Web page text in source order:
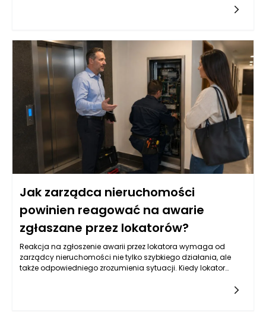
komercyjnych. Na rynku istnieje wiele różnych ofert, które mogą
różnić się pod względem oprocentowania, okresu spłaty oraz
wymaganych zabezpieczeń. Kluczowym aspektem dla firm
jest również analiza warunków umowy oraz kosztów
dodatkowych związanych z pozyskiwaniem takiego
finansowania. Przed podjęciem decyzji o wyborze
odpowiedniej pożyczki hipotecznej, warto przeanalizować
wszystkie dostępne opcje i zrozumieć, jakie obowiązki i
zobowiązania będą się wiązać z zaciągnięciem takiego
Jak zarządca nieruchomości
powinien reagować na awarie
zgłaszane przez lokatorów?
Reakcja na zgłoszenie awarii przez lokatora wymaga od
zarządcy nieruchomości nie tylko szybkiego działania, ale
także odpowiedniego zrozumienia sytuacji. Kiedy lokator
niezbędnych informacji. Zarządca powinien zwrócić uwagę